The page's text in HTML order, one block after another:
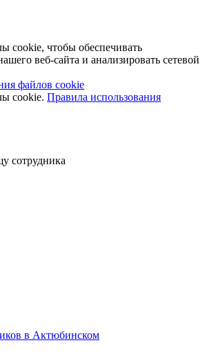
cookie, чтобы обеспечивать
веб-сайта и анализировать сетевой
файлов cookie
cookie. Правила использования
сотрудника
в Актюбинском